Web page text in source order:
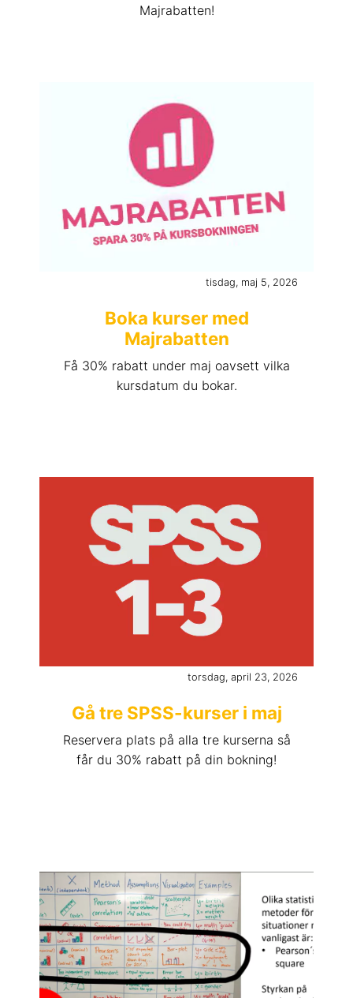
Majrabatten!
tisdag, maj 5, 2026
Boka kurser med
Majrabatten
Få 30% rabatt under maj oavsett vilka
kursdatum du bokar.
torsdag, april 23, 2026
Gå tre SPSS-kurser i maj
Reservera plats på alla tre kurserna så
får du 30% rabatt på din bokning!